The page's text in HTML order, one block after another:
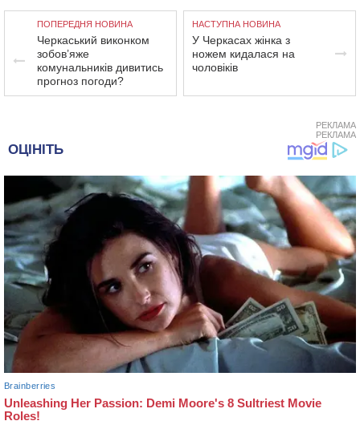
ПОПЕРЕДНЯ НОВИНА
Черкаський виконком
зобов’яже
комунальників дивитись
прогноз погоди?
НАСТУПНА НОВИНА
У Черкасах жінка з
ножем кидалася на
чоловіків
РЕКЛАМА
РЕКЛАМА